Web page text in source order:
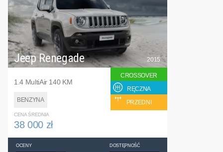
Jeep Renegade
1.4 MultiAir 140 KM
BENZYNA
2015
CROSSOVER
RĘCZNA
PRZEDNI
CENA ŚREDNIA
38 000 zł
OCENY DOSTĘPNOŚĆ